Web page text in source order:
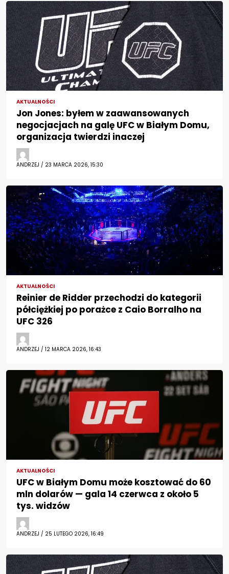
AKTUALNOŚCI
Jon Jones: byłem w zaawansowanych
negocjacjach na galę UFC w Białym Domu,
organizacja twierdzi inaczej
ANDRZEJ / 23 MARCA 2026, 15:30
AKTUALNOŚCI
Reinier de Ridder przechodzi do kategorii
półciężkiej po porażce z Caio Borralho na
UFC 326
ANDRZEJ / 12 MARCA 2026, 16:43
AKTUALNOŚCI
UFC w Białym Domu może kosztować do 60
mln dolarów — gala 14 czerwca z około 5
tys. widzów
ANDRZEJ / 25 LUTEGO 2026, 16:49